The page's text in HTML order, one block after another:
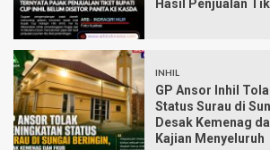
Hasil Penjualan
INHIL
GP Ansor Inhil
Status Surau di
Desak Kemenag
Kajian Menyeluruh